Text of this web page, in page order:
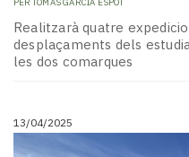
Realitzarà quatre
desplaçaments dels
les dos comarques
13/04/2025